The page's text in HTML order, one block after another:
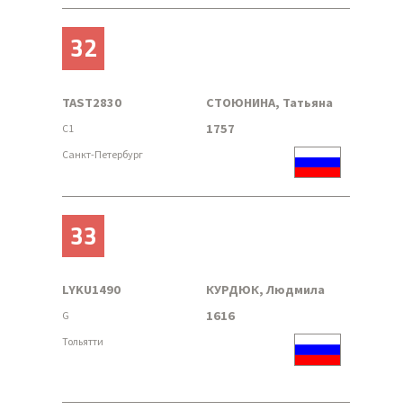
32
TAST2830 СТОЮНИНА, Татьяна
C1 1757
Санкт-Петербург
33
LYKU1490 КУРДЮК, Людмила
G 1616
Тольятти